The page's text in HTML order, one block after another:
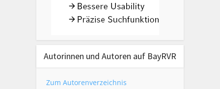
Autorinnen und Autoren auf BayRVR
Zum Autorenverzeichnis